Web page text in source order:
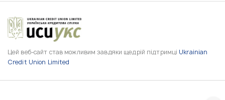
Цей веб-сайт став можливим завдяки щедрій підтримці Ukrainian
Credit Union Limited